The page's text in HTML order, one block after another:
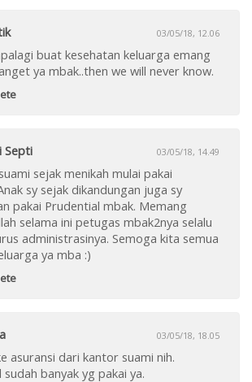
03/05/18, 12.06
buat kesehatan keluarga emang
ya mbak..then we will never know.
Septi 03/05/18, 14.49
sejak menikah mulai pakai
sy sejak dikandungan juga sy
pakai Prudential mbak. Memang
selama ini petugas mbak2nya selalu
administrasinya. Semoga kita semua
ya mba :)
03/05/18, 18.05
asuransi dari kantor suami nih.
banyak yg pakai ya.